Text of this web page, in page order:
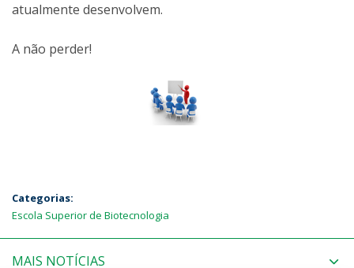
atualmente desenvolvem.
A não perder!
Categorias:
Escola Superior de Biotecnologia
MAIS NOTÍCIAS